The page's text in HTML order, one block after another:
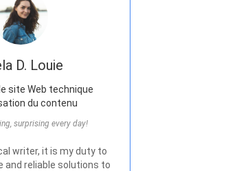
D. Louie
site Web technique
du contenu
surprising every day!
writer, it is my duty to
reliable solutions to